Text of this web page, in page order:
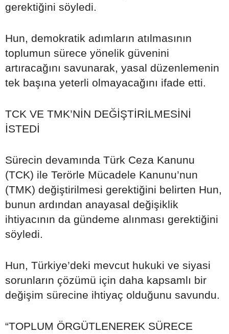
gerektiğini söyledi.
Hun, demokratik adımların atılmasının
toplumun sürece yönelik güvenini
artıracağını savunarak, yasal düzenlemenin
tek başına yeterli olmayacağını ifade etti.
TCK VE TMK’NİN DEĞİŞTİRİLMESİNİ
İSTEDİ
Sürecin devamında Türk Ceza Kanunu
(TCK) ile Terörle Mücadele Kanunu’nun
(TMK) değiştirilmesi gerektiğini belirten Hun,
bunun ardından anayasal değişiklik
ihtiyacının da gündeme alınması gerektiğini
söyledi.
Hun, Türkiye’deki mevcut hukuki ve siyasi
sorunların çözümü için daha kapsamlı bir
değişim sürecine ihtiyaç olduğunu savundu.
“TOPLUM ÖRGÜTLENEREK SÜRECE